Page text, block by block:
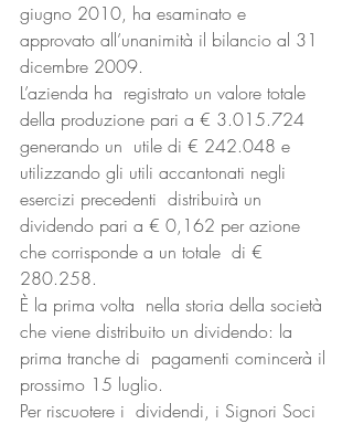
giugno 2010, ha esaminato e
approvato all’unanimità il bilancio al 31
dicembre 2009.
L’azienda ha  registrato un valore totale
della produzione pari a € 3.015.724
generando un  utile di € 242.048 e
utilizzando gli utili accantonati negli
esercizi precedenti  distribuirà un
dividendo pari a € 0,162 per azione
che corrisponde a un totale  di €
280.258.
È la prima volta  nella storia della società
che viene distribuito un dividendo: la
prima tranche di  pagamenti comincerà il
prossimo 15 luglio.
Per riscuotere i  dividendi, i Signori Soci